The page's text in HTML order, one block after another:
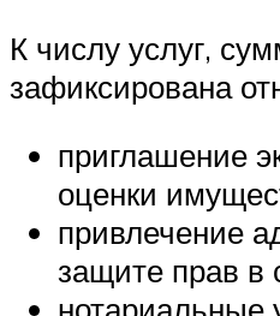
К числу услуг,
зафиксирована
приглашение
оценки
привлечение
защите прав в